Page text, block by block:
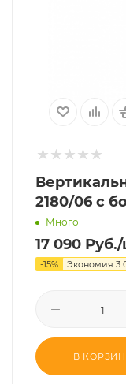
2180/06 с
Много
17 090 Руб./
-15% Экономия 3
В